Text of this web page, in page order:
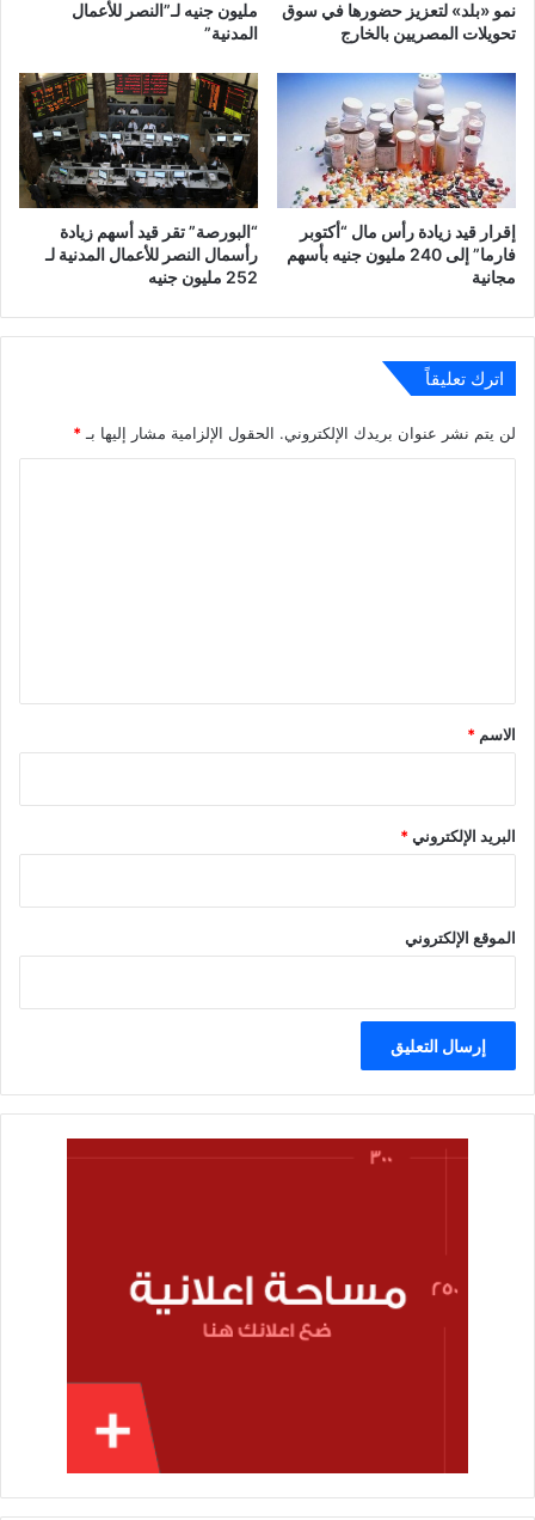
نمو «بلد» لتعزيز حضورها في سوق
تحويلات المصريين بالخارج
مليون جنيه لـ”النصر للأعمال
المدنية”
إقرار قيد زيادة رأس مال “أكتوبر
فارما” إلى 240 مليون جنيه بأسهم
مجانية
“البورصة” تقر قيد أسهم زيادة
رأسمال النصر للأعمال المدنية لـ
252 مليون جنيه
اترك تعليقاً
لن يتم نشر عنوان بريدك الإلكتروني. الحقول الإلزامية مشار إليها بـ*
*
الاسم *
البريد الإلكتروني*
الموقع الإلكتروني